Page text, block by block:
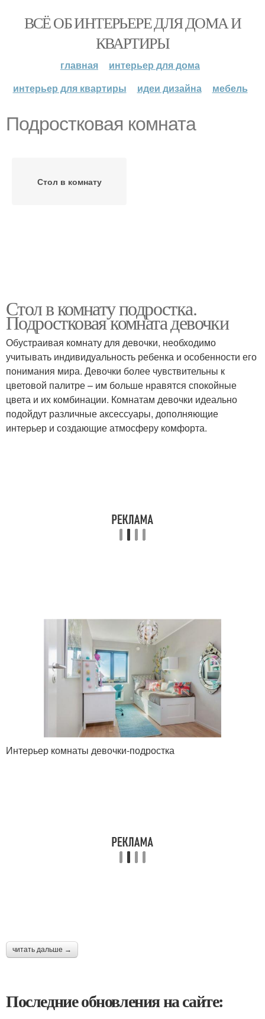
ВСЁ ОБ ИНТЕРЬЕРЕ ДЛЯ ДОМА И
КВАРТИРЫ
главная
интерьер для дома
интерьер для квартиры
идеи дизайна мебель
Подростковая комната
Стол в комнату
Стол в комнату подростка.
Подростковая комната девочки
Обустраивая комнату для девочки, необходимо
учитывать индивидуальность ребенка и особенности его
понимания мира. Девочки более чувствительны к
цветовой палитре – им больше нравятся спокойные
цвета и их комбинации. Комнатам девочки идеально
подойдут различные аксессуары, дополняющие
интерьер и создающие атмосферу комфорта.
Интерьер комнаты девочки-подростка
читать дальше →
Последние обновления на сайте: